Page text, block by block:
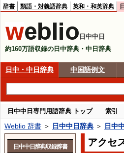
辞書 類語・対義語辞典 英和・和英辞典
日中中日
約160万語収録の日中辞典・中日辞典
日中・中日辞典 中国語例文
日中中日専門用語辞典 トップ 索引
Weblio 辞書 ＞ 日中中日辞典 ＞ 日中
アクセ
日中中日辞典収録辞書